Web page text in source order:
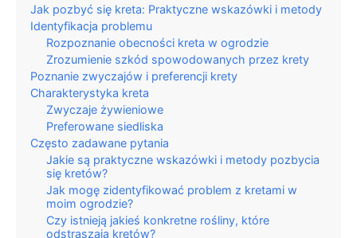
Jak pozbyć się kreta: Praktyczne wskazówki i metody
Identyfikacja problemu
Rozpoznanie obecności kreta w ogrodzie
Zrozumienie szkód spowodowanych przez krety
Poznanie zwyczajów i preferencji krety
Charakterystyka kreta
Zwyczaje żywieniowe
Preferowane siedliska
Często zadawane pytania
Jakie są praktyczne wskazówki i metody pozbycia
się kretów?
Jak mogę zidentyfikować problem z kretami w
moim ogrodzie?
Czy istnieją jakieś konkretne rośliny, które
odstraszają kretów?